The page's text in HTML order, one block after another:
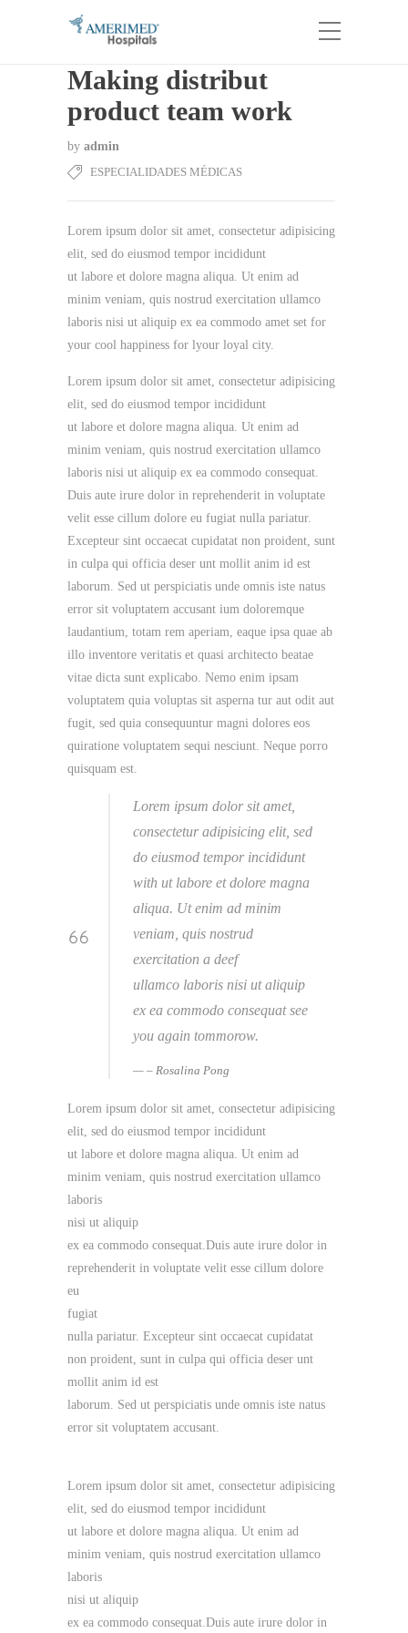
Making distribut
product team work
by admin
ESPECIALIDADES MÉDICAS
Lorem ipsum dolor sit amet, consectetur adipisicing
elit, sed do eiusmod tempor incididunt
ut labore et dolore magna aliqua. Ut enim ad
minim veniam, quis nostrud exercitation ullamco
laboris nisi ut aliquip ex ea commodo amet set for
your cool happiness for lyour loyal city.
Lorem ipsum dolor sit amet, consectetur adipisicing
elit, sed do eiusmod tempor incididunt
ut labore et dolore magna aliqua. Ut enim ad
minim veniam, quis nostrud exercitation ullamco
laboris nisi ut aliquip ex ea commodo consequat.
Duis aute irure dolor in reprehenderit in voluptate
velit esse cillum dolore eu fugiat nulla pariatur.
Excepteur sint occaecat cupidatat non proident, sunt
in culpa qui officia deser unt mollit anim id est
laborum. Sed ut perspiciatis unde omnis iste natus
error sit voluptatem accusant ium doloremque
laudantium, totam rem aperiam, eaque ipsa quae ab
illo inventore veritatis et quasi architecto beatae
vitae dicta sunt explicabo. Nemo enim ipsam
voluptatem quia voluptas sit asperna tur aut odit aut
fugit, sed quia consequuntur magni dolores eos
quiratione voluptatem sequi nesciunt. Neque porro
quisquam est.
Lorem ipsum dolor sit amet,
consectetur adipisicing elit, sed
do eiusmod tempor incididunt
with ut labore et dolore magna
aliqua. Ut enim ad minim
veniam, quis nostrud
exercitation a deef
ullamco laboris nisi ut aliquip
ex ea commodo consequat see
you again tommorow.
– Rosalina Pong
Lorem ipsum dolor sit amet, consectetur adipisicing
elit, sed do eiusmod tempor incididunt
ut labore et dolore magna aliqua. Ut enim ad
minim veniam, quis nostrud exercitation ullamco
laboris
nisi ut aliquip
ex ea commodo consequat.Duis aute irure dolor in
reprehenderit in voluptate velit esse cillum dolore
eu
fugiat
nulla pariatur. Excepteur sint occaecat cupidatat
non proident, sunt in culpa qui officia deser unt
mollit anim id est
laborum. Sed ut perspiciatis unde omnis iste natus
error sit voluptatem accusant.
Lorem ipsum dolor sit amet, consectetur adipisicing
elit, sed do eiusmod tempor incididunt
ut labore et dolore magna aliqua. Ut enim ad
minim veniam, quis nostrud exercitation ullamco
laboris
nisi ut aliquip
ex ea commodo consequat.Duis aute irure dolor in